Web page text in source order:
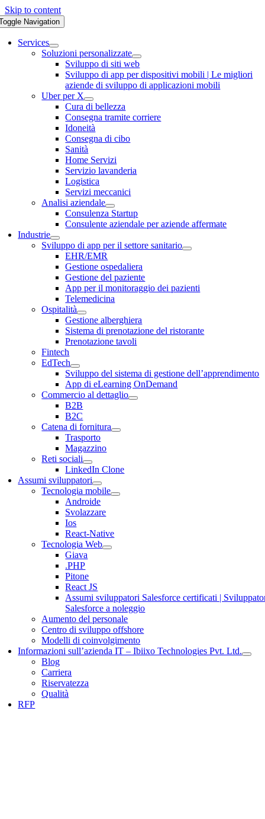
Skip to content
Navigation
Services
Soluzioni personalizzate
Sviluppo di siti web
Sviluppo di app per dispositivi mobili | Le migliori
aziende di sviluppo di applicazioni mobili
Uber per X
Cura di bellezza
Consegna tramite corriere
Idoneità
Consegna di cibo
Sanità
Home Servizi
Servizio lavanderia
Logistica
Servizi meccanici
Analisi aziendale
Consulenza Startup
Consulente aziendale per aziende affermate
Industrie
Sviluppo di app per il settore sanitario
EHR/EMR
Gestione ospedaliera
Gestione del paziente
App per il monitoraggio dei pazienti
Telemedicina
Ospitalità
Gestione alberghiera
Sistema di prenotazione del ristorante
Prenotazione tavoli
Fintech
EdTech
Sviluppo del sistema di gestione dell’apprendimento
App di eLearning OnDemand
Commercio al dettaglio
B2B
B2C
Catena di fornitura
Trasporto
Magazzino
Reti sociali
LinkedIn Clone
Assumi sviluppatori
Tecnologia mobile
Androide
Svolazzare
Ios
React-Native
Tecnologia Web
Giava
.PHP
Pitone
React JS
Assumi sviluppatori Salesforce certificati |
Salesforce a noleggio
Aumento del personale
Centro di sviluppo offshore
Modelli di coinvolgimento
Informazioni sull’azienda IT – Ibiixo Technologies Pvt. Ltd.
Blog
Carriera
Riservatezza
Qualità
RFP